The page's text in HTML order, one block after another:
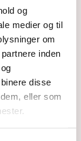
og
medier og til
om
inden
disse
eller som